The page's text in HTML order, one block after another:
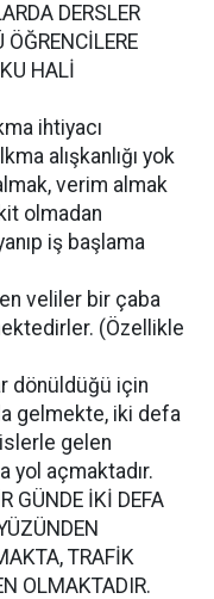
DERSLER
HALİ
ihtiyacı
alışkanlığı yok
verim almak
olmadan
iş başlama
veliler bir çaba
(Özellikle
için
gelmekte, iki defa
gelen
yol açmaktadır.
İKİ DEFA
TRAFİK
OLMAKTADIR.